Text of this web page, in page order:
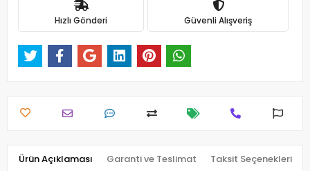
Hızlı Gönderi Güvenli Alışveriş
Ürün Açıklaması Garanti ve Teslimat Taksit Seçenekleri